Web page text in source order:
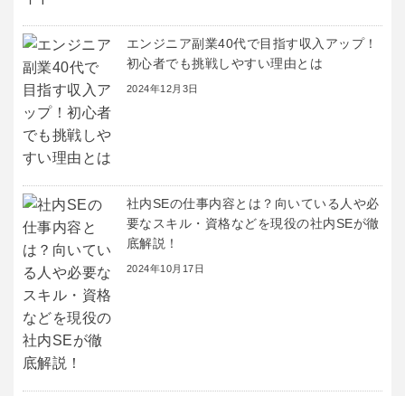
エンジニア副業40代で目指す収入アップ！
初心者でも挑戦しやすい理由とは
2024年12月3日
社内SEの仕事内容とは？向いている人や必
要なスキル・資格などを現役の社内SEが徹
底解説！
2024年10月17日